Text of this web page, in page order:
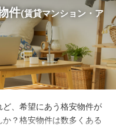
件(賃貸マンション・ア
、希望にあう格安物件が
？格安物件は数多くある